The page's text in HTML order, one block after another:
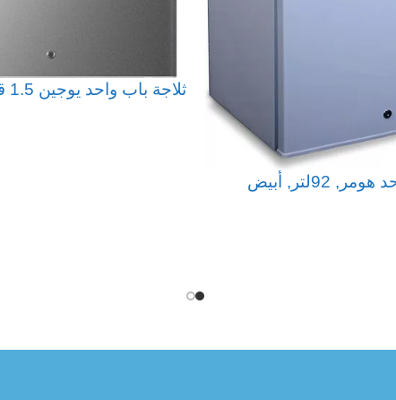
92لتر, أبيض
ثلاجة باب واحد يوجين 1.5 قدم, فضي